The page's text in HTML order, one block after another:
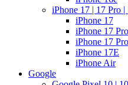
iPhone 17 | 17 Pro
iPhone 17
iPhone 17 Pro
iPhone 17
iPhone 17E
iPhone Air
Google